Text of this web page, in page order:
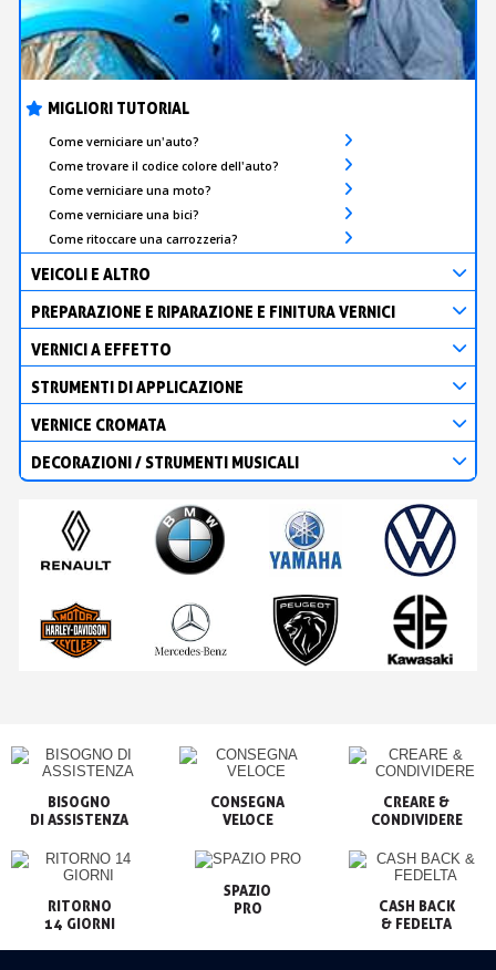
MIGLIORI TUTORIAL
Come verniciare un'auto?
Come trovare il codice colore dell'auto?
Come verniciare una moto?
Come verniciare una bici?
Come ritoccare una carrozzeria?
VEICOLI E ALTRO
PREPARAZIONE E RIPARAZIONE E FINITURA VERNICI
VERNICI A EFFETTO
STRUMENTI DI APPLICAZIONE
VERNICE CROMATA
DECORAZIONI / STRUMENTI MUSICALI
BISOGNO
CONSEGNA
VELOCE
CREARE &
CONDIVIDERE
RITORNO
14 GIORNI
SPAZIO
PRO
CASH BACK
& FEDELTA